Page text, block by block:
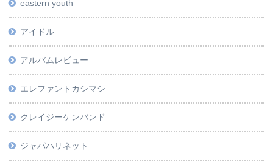
eastern youth
アイドル
アルバムレビュー
エレファントカシマシ
クレイジーケンバンド
ジャパハリネット